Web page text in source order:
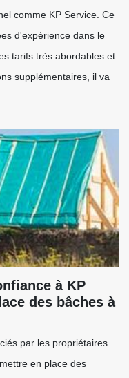
comme KP Service. Ce
d'expérience dans le
tarifs très abordables et
supplémentaires, il va
à KP
des bâches à
par les propriétaires
en place des